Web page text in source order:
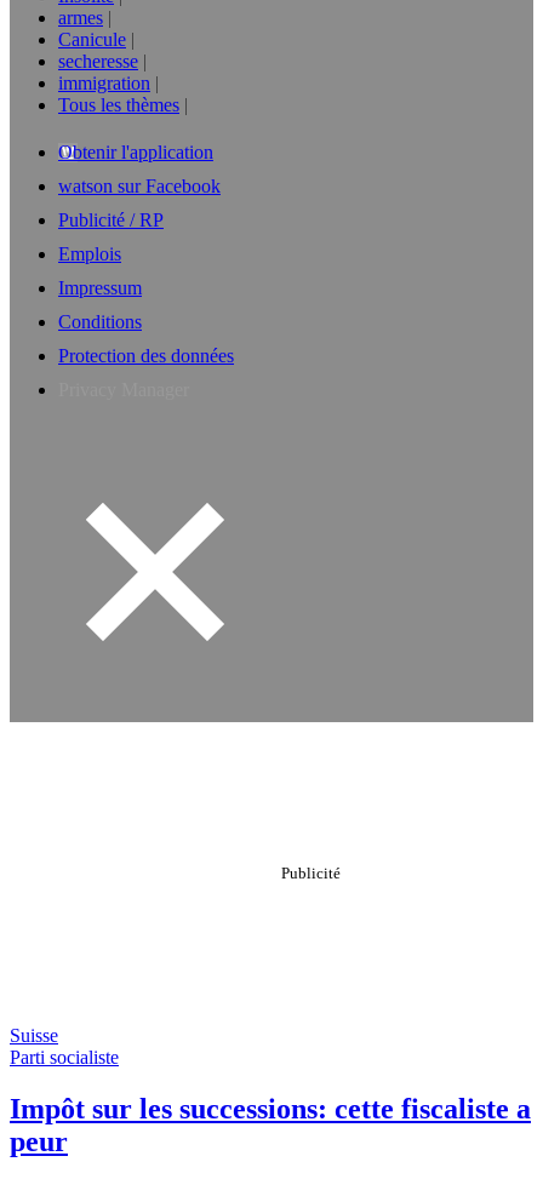
armes
Canicule
secheresse
immigration
Tous les thèmes
Obtenir l'application
watson sur Facebook
Publicité / RP
Emplois
Impressum
Conditions
Protection des données
Suisse
Parti socialiste
Impôt sur les successions: cette fiscaliste a
peur